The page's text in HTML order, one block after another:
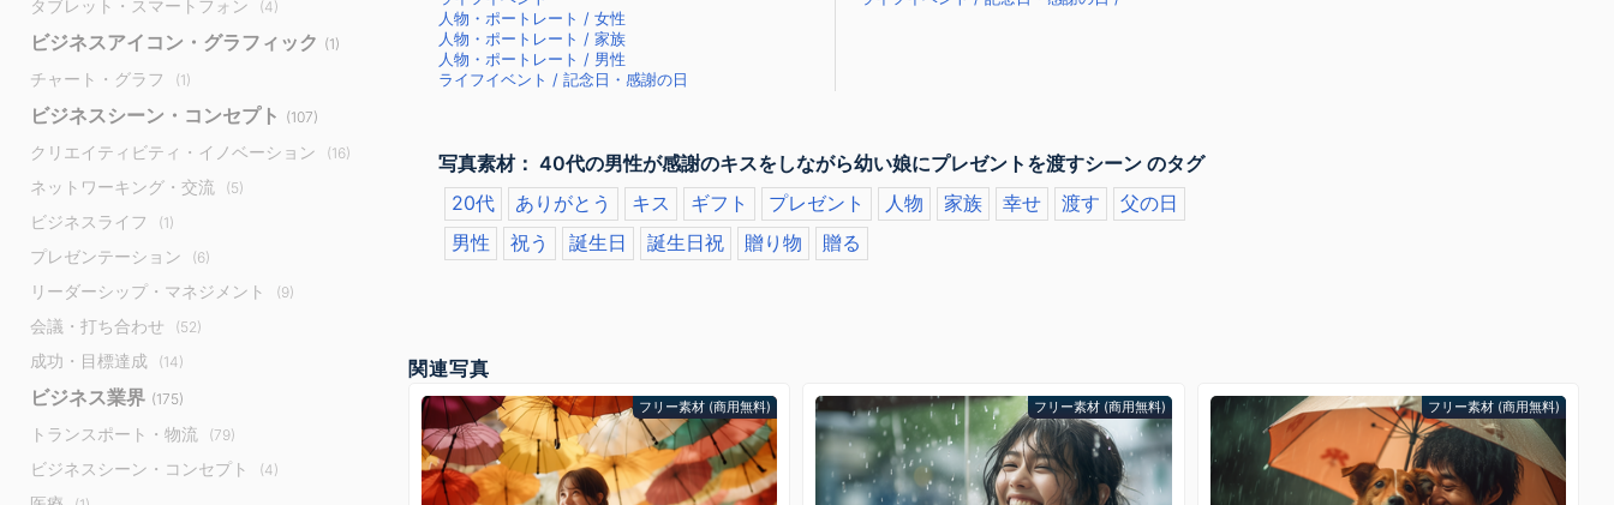
タブレット・スマートフォン (4)
ビジネスアイコン・グラフィック (1)
チャート・グラフ (1)
ビジネスシーン・コンセプト (107)
クリエイティビティ・イノベーション (16)
ネットワーキング・交流 (5)
ビジネスライフ (1)
プレゼンテーション (6)
リーダーシップ・マネジメント (9)
会議・打ち合わせ (52)
成功・目標達成 (14)
ビジネス業界 (175)
トランスポート・物流 (79)
ビジネスシーン・コンセプト (4)
人物・ポートレート / 女性
人物・ポートレート / 家族
人物・ポートレート / 男性
ライフイベント / 記念日・感謝の日
写真素材： 40代の男性が感謝のキスをしながら幼い娘にプレゼントを渡すシーン のタグ
20代
ありがとう キス ギフト プレゼント 人物 家族 幸せ 渡す
父の日
男性
祝う 誕生日 誕生日祝 贈り物 贈る
関連写真
フリー素材 (商用無料) フリー素材 (商用無料) フリー素材 (商用無料)